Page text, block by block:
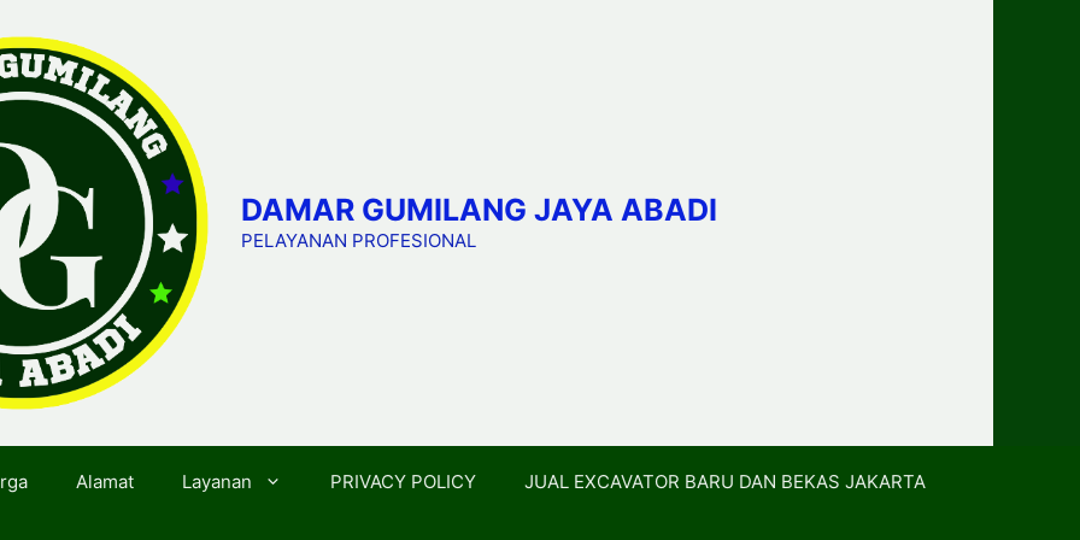
DAMAR GUMILANG JAYA ABADI
PELAYANAN PROFESIONAL
Alamat Layanan PRIVACY POLICY JUAL EXCAVATOR BARU DAN BEKAS JAKARTA